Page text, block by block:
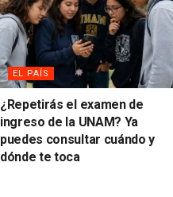
EL PAÍS
¿Repetirás el examen de
ingreso de la UNAM? Ya
puedes consultar cuándo y
dónde te toca